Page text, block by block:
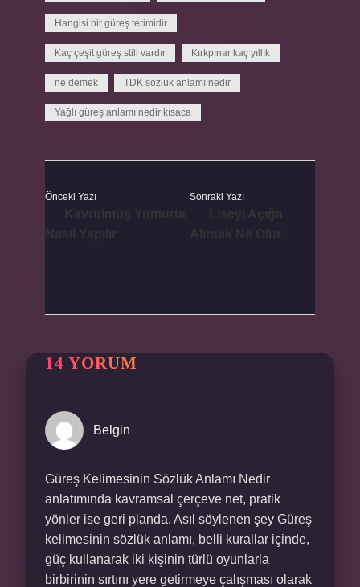
Hangisi bir güreş terimidir
Kaç çeşit güreş stili vardır Kırkpınar kaç yıllık
ne demek TDK sözlük anlamı nedir
Yağlı güreş anlamı nedir kısaca
Önceki Yazı Sonraki Yazı
14 YORUM
Belgin
Güreş Kelimesinin Sözlük Anlamı Nedir
anlatımında kavramsal çerçeve net, pratik
yönler ise geri planda. Asıl söylenen şey Güreş
kelimesinin sözlük anlamı, belli kurallar içinde,
güç kullanarak iki kişinin türlü oyunlarla
birbirinin sırtını yere getirmeye çalışması olarak